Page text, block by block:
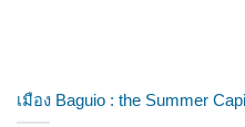
เมือง Baguio : the Summer